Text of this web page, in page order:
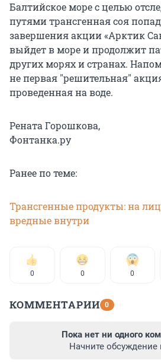
Балтийское море с целью
путями трансгенная соя
завершения акции «Арктик
выйдет в море и продолжит
других морях и странах.
не первая "решительная"
проведенная на воде.
Рената Горошкова,
Фонтанка.ру
Ранее по теме:
Трансгенные продукты: на
вредные внутри
0 0 0
КОММЕНТАРИИ 0
Пока нет ни одного
Начните